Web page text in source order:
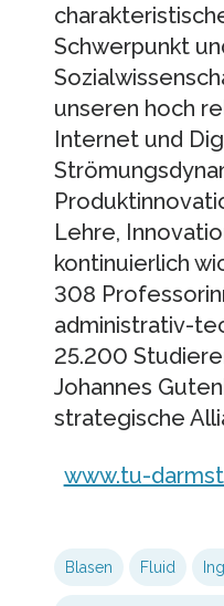
Schwerpunkt
unseren hoch
Internet und
Lehre,
kontinuierlich
308
administrativ-
25.200
Johannes
strategische
www.tu-
Blasen Fluid